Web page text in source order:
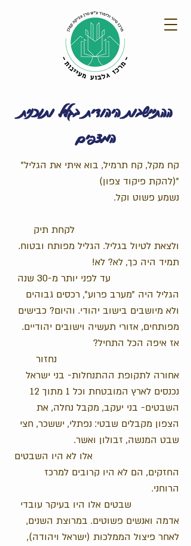
ההתיישבות היהודית בגליל ותוכנית
המצפים
(להקת פיקוד צפון)"
נשמע פשוט וקל.
לקחת תיק
ולצאת לטיול בגליל. הגליל מפותח ובטוח.
תמיד היה כך, לא? לא!
עד לפני יותר מ-30 שנה
הגליל היה "מערב פרוע", רכסים גבוהים
ולא מיושבים בישוב יהודי. והיום? כבישים
מפותחים, אזורי תעשיה וישובים יהודיים.
אז איפה הכל התחיל?
נחזור
אחורה לתקופת ההתנחלות- בני ישראל
נכנסים לארץ המובטחת וכל 1 מתוך 12
השבטים- בני יעקב, מקבל נחלה, את
הצפון מקבלים שבטי: נפתלי, יששכר, חצי
שבט המנשה, זבולון ואשר.
אלו לא היו השבטים
החזקים, הם לא היו קרובים למרכז
הרוחני.
שבטים אלו היו בעיקר עובדי
אדמה ואנשים פשוטים. במרוצת השנים,
לאחר פיצול הממלכות (ישראל ויהודה),